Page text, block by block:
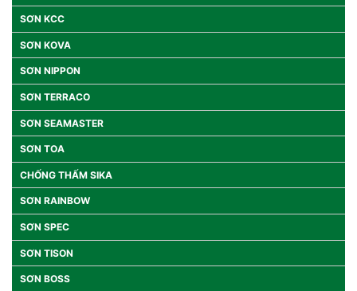
SƠN KCC
SƠN KOVA
SƠN NIPPON
SƠN TERRACO
SƠN SEAMASTER
SƠN TOA
CHỐNG THẤM SIKA
SƠN RAINBOW
SƠN SPEC
SƠN TISON
SƠN BOSS